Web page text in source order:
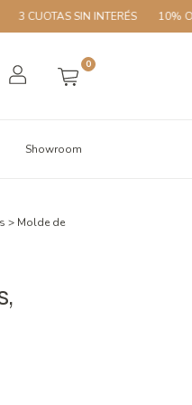
SIN INTERÉS 10% OFF CON
0
Showroom
> Molde de